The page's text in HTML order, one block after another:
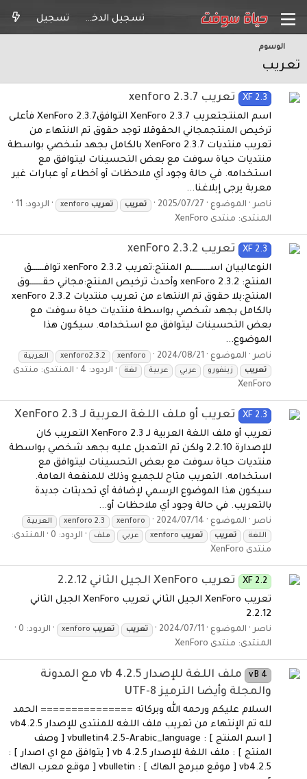
تسجيل الدخول تسجيل
الوسوم
تعريب
XF 2.3 تعريب xenforo 2.3.7
اسم المنتجتعريب XenForo 2.3.7 التوافقXenForo 2.3.7 فأعلى
ترخيص المنتجمجاني الحقوقلا توجد حقوق تم الانتهاء من
تعريب منتديات XenForo 2.3.7 بالكامل بجهد شخصي بواسطة
منتديات حياة سوفت مع بعض التحسينات ليتوافق مع
استخدامه. في حالة وجود أي ملاحظات أو أخطاء أو عبارات غير
معربة يرجى إبلاغنا...
ناصر الموضوع 2025/07/27 تعريب تعريب
الردود: 11
المنتدى: منتدى XenForo
XF 2.3 تعريب xenForo 2.3.2
النوعالبيان اســـــــــم المنتج:تعريب xenForo 2.3.2 توافــــــق
المنتج: xenForo 2.3.2 وأحدث ترخيص المنتج:مجاني حقــــــوق
المنتج:بلا حقوق تم الانتهاء من تعريب منتديات xenForo 2.3.2
بالكامل بجهد شخصي بواسطة منتديات حياة سوفت مع
بعض التحسينات ليتوافق مع استخدامه. سيكون هذا
الموضوع...
ناصر الموضوع 2024/08/21
xenforo
xenforo2.3.2
العربية
تعريب
زينفورو عربي عربية لغة الردود: 4 المنتدى: منتدى
XenForo
XF 2.3 تعريب أو ملف اللغة العربية لـ XenForo 2.3
تعريب أو ملف اللغة العربية لـ XenForo 2.3 التعريب كان
للإصدارة 2.2.10 ولكن تم التعديل عليه بجهد شخصي بواسطة
منتديات حياة سوفت مع بعض التحسينات ليتوافق مع
استخدامه. التعريب متاح للجميع وذلك للمنفعة العامة.
سيكون هذا الموضوع الرسمي لإضافة أي تحديثات جديدة
بالتعريب. في حالة وجود أي ملاحظات أو...
ناصر الموضوع 2024/07/14
xenforo
xenforo 2.3
العربية
اللغة
تعريب تعريب عربي ملف الردود: 0
المنتدى:
منتدى XenForo
XF 2.2 تعريب XenForo الجيل الثاني 2.2.12
تعريب XenForo الجيل الثاني تعريب XenForo الجيل الثاني
2.2.12
ناصر الموضوع 2024/07/11 تعريب تعريب
الردود: 0
المنتدى: منتدى XenForo
vB 4
ملف اللغة للإصدار vb 4.2.5 مع المدونة
والمجلة وأيضا الترميز UTF-8
السلام عليكم ورحمه الله وبركاته =============== الحمد
لله تم الإنتهاء من تعريب ملف اللغه للمنتدى للإصدار vb4.2.5
[ اسم المنتج ] : vbulletin4.2.5-Arabic_language [ وصف
المنتج ] : ملف اللغة للإصدار vb 4.2.5 [ يتوافق مع اي اصدار ] :
vb4.2.5 [ موقع مبرمج الهاك ] : vbulletin [ موقع معرب الهاك